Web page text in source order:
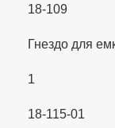
18-109
Гнездо для
1
18-115-01